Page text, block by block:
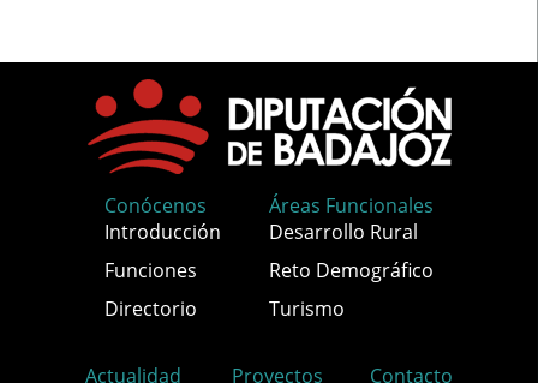
Conócenos
Introducción
Funciones
Directorio
Áreas Funcionales
Desarrollo Rural
Reto Demográfico
Turismo
Actualidad Proyectos Contacto